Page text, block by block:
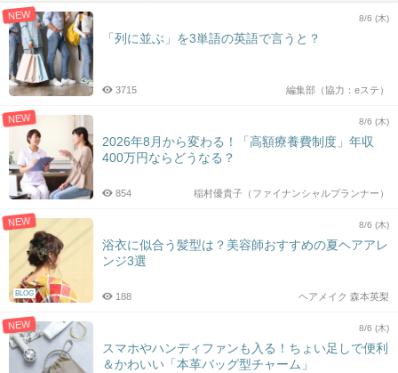
NEW 8/6 (木)
「列に並ぶ」を3単語の英語で言うと？
編集部（協力：eステ）
3715
NEW 8/6 (木)
2026年8月から変わる！「高額療養費制度」年収
400万円ならどうなる？
稲村優貴子（ファイナンシャルプランナー）
854
NEW
BLOG
8/6 (木)
浴衣に似合う髪型は？美容師おすすめの夏ヘアアレ
ンジ3選
ヘアメイク 森本英梨
188
NEW 8/6 (木)
スマホやハンディファンも入る！ちょい足しで便利
＆かわいい「本革バッグ型チャーム」